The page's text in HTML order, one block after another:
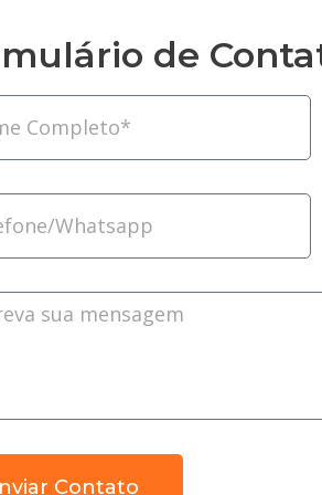
de
Contato